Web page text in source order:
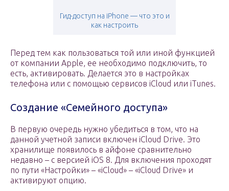
Гид-доступ на iPhone — что это и
как настроить
Перед тем как пользоваться той или иной функцией
от компании Apple, ее необходимо подключить, то
есть, активировать. Делается это в настройках
телефона или с помощью сервисов iCloud или iTunes.
Создание «Семейного доступа»
В первую очередь нужно убедиться в том, что на
данной учетной записи включен iCloud Drive. Это
хранилище появилось в айфоне сравнительно
недавно – с версией iOS 8. Для включения проходят
по пути «Настройки» – «iCloud» – «iCloud Drive» и
активируют опцию.